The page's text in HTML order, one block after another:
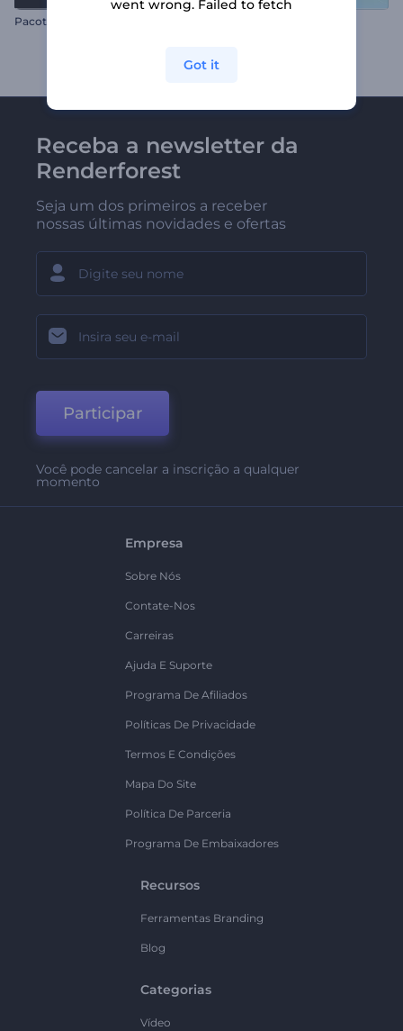
Pacote de Títulos em Movimento
Receba a newsletter da
Renderforest
Seja um dos primeiros a receber
nossas últimas novidades e ofertas
Participar
Você pode cancelar a inscrição a qualquer
momento
Empresa
Sobre Nós
Contate-Nos
Carreiras
Ajuda E Suporte
Programa De Afiliados
Políticas De Privacidade
Termos E Condições
Mapa Do Site
Política De Parceria
Programa De Embaixadores
Recursos
Ferramentas Branding
Blog
Categorias
Vídeo
went wrong. Failed to fetch
Got it